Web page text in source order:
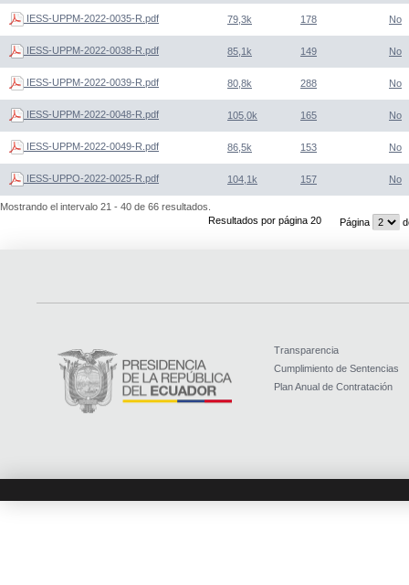
IESS-UPPM-2022-0035-R.pdf 79,3k 178 No
IESS-UPPM-2022-0038-R.pdf 85,1k 149 No
IESS-UPPM-2022-0039-R.pdf 80,8k 288 No
IESS-UPPM-2022-0048-R.pdf 105,0k 165 No
IESS-UPPM-2022-0049-R.pdf 86,5k 153 No
IESS-UPPO-2022-0025-R.pdf 104,1k 157 No
Mostrando el intervalo 21 - 40 de 66 resultados.
Resultados por página 20
Página
Transparencia
Cumplimiento de Sentencias
Plan Anual de Contratación